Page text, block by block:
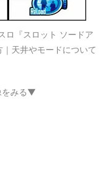
ロ『スロット ソードア
天井やモードについて
をみる▼